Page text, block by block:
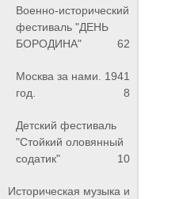
Военно-исторический
фестиваль "ДЕНЬ
БОРОДИНА"
62
Москва за нами. 1941
год.
8
Детский фестиваль
"Стойкий оловянный
содатик"
10
Историческая музыка и